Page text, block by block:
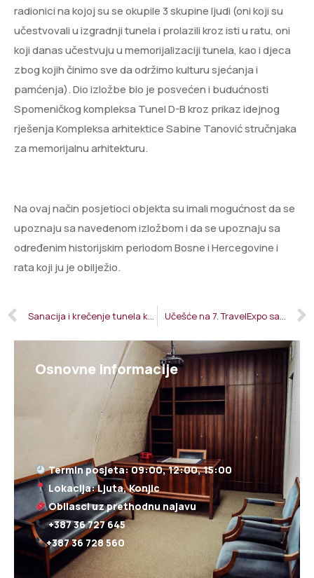
radionici na kojoj su se okupile 3 skupine ljudi (oni koji su
učestvovali u izgradnji tunela i prolazili kroz isti u ratu, oni
koji danas učestvuju u memorijalizaciji tunela, kao i djeca
zbog kojih činimo sve da održimo kulturu sjećanja i
pamćenja). Dio izložbe bio je posvećen i budućnosti
Spomeničkog kompleksa Tunel D-B kroz prikaz idejnog
rješenja Kompleksa arhitektice Sabine Tanović stručnjaka
za memorijalnu arhitekturu.
Na ovaj način posjetioci objekta su imali mogućnost da se
upoznaju sa navedenom izložbom i da se upoznaju sa
određenim historijskim periodom Bosne i Hercegovine i
rata koji ju je obilježio.
Sanacija i krečenje tunela koji povezuje kamfulažni dio sa unutrašnjim (štićenim) dijelom Objekta Učešće na 7. TravelExpo sajmu turizma u Ankari
Osnovne informacije
Lokacija: Ljuta, Konjic
Obilasci uz prethodnu najavu
+387 36 727 645
+387 36 728 560